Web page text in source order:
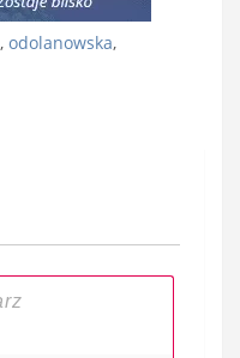
, odolanowska,